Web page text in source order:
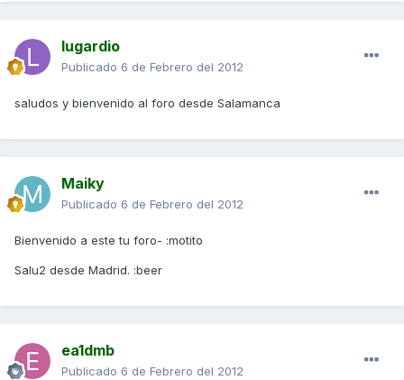
lugardio
Publicado 6 de Febrero del 2012
saludos y bienvenido al foro desde Salamanca
Maiky
Publicado 6 de Febrero del 2012
Bienvenido a este tu foro- :motito
Salu2 desde Madrid. :beer
ea1dmb
Publicado 6 de Febrero del 2012